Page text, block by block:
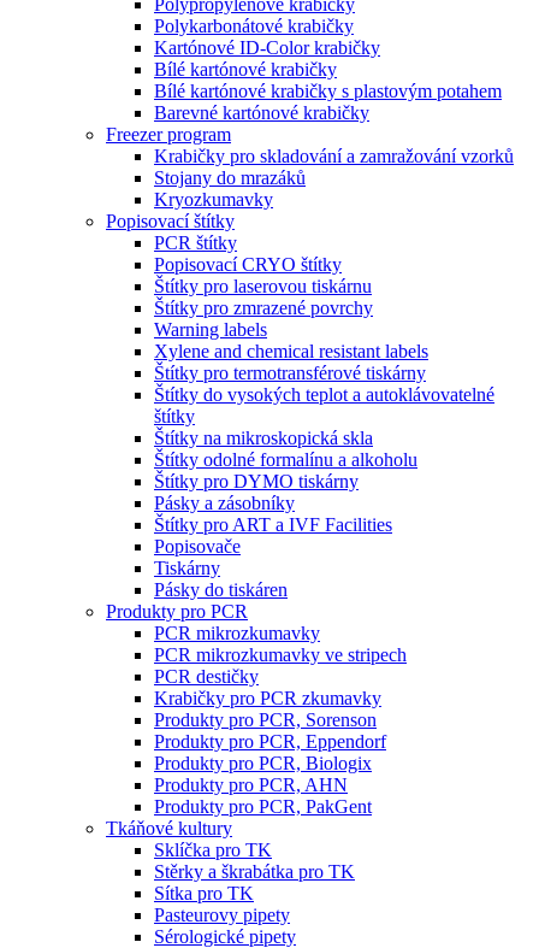
Polykarbonátové krabičky
Kartónové ID-Color krabičky
Bílé kartónové krabičky
Bílé kartónové krabičky s plastovým potahem
Barevné kartónové krabičky
Freezer program
Krabičky pro skladování a zamražování vzorků
Stojany do mrazáků
Kryozkumavky
Popisovací štítky
PCR štítky
Popisovací CRYO štítky
Štítky pro laserovou tiskárnu
Štítky pro zmrazené povrchy
Warning labels
Xylene and chemical resistant labels
Štítky pro termotransférové tiskárny
Štítky do vysokých teplot a autoklávovatelné
štítky
Štítky na mikroskopická skla
Štítky odolné formalínu a alkoholu
Štítky pro DYMO tiskárny
Pásky a zásobníky
Štítky pro ART a IVF Facilities
Popisovače
Tiskárny
Pásky do tiskáren
Produkty pro PCR
PCR mikrozkumavky
PCR mikrozkumavky ve stripech
PCR destičky
Krabičky pro PCR zkumavky
Produkty pro PCR, Sorenson
Produkty pro PCR, Eppendorf
Produkty pro PCR, Biologix
Produkty pro PCR, AHN
Produkty pro PCR, PakGent
Tkáňové kultury
Sklíčka pro TK
Stěrky a škrabátka pro TK
Sítka pro TK
Pasteurovy pipety
Sérologické pipety